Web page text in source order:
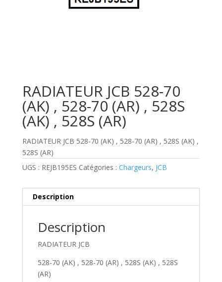
RADIATEUR JCB 528-70
(AK) , 528-70 (AR) , 528S
(AK) , 528S (AR)
RADIATEUR JCB 528-70 (AK) , 528-70 (AR) , 528S (AK) ,
528S (AR)
UGS : REJB195ES Catégories : Chargeurs, JCB
Description
Description
RADIATEUR JCB
528-70 (AK) , 528-70 (AR) , 528S (AK) , 528S
(AR)